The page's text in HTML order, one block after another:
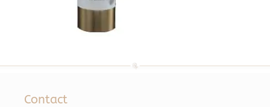
Contact